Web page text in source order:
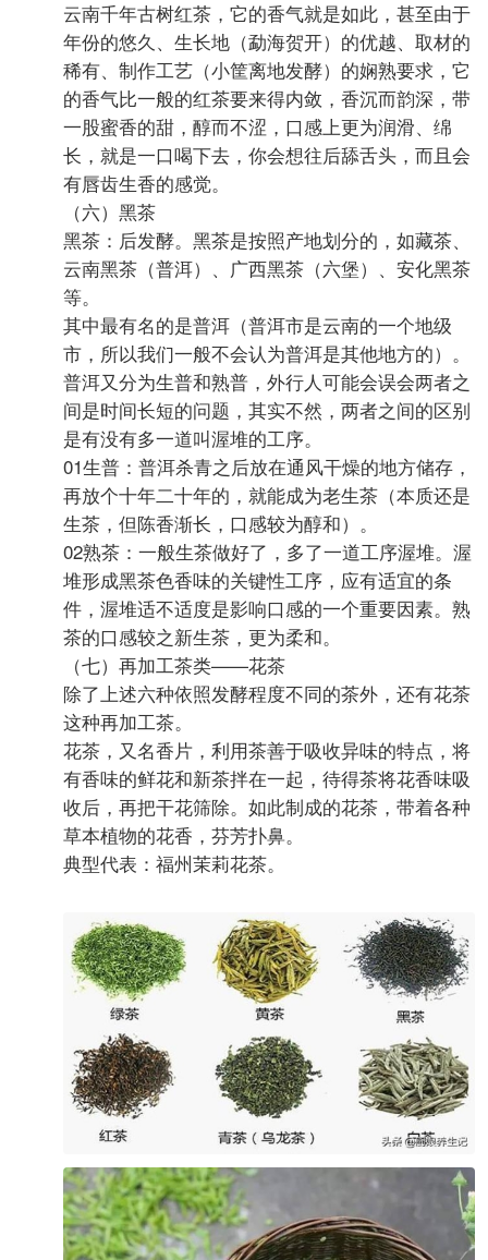
云南千年古树红茶，它的香气就是如此，甚至由于
年份的悠久、生长地（勐海贺开）的优越、取材的
稀有、制作工艺（小筐离地发酵）的娴熟要求，它
的香气比一般的红茶要来得内敛，香沉而韵深，带
一股蜜香的甜，醇而不涩，口感上更为润滑、绵
长，就是一口喝下去，你会想往后舔舌头，而且会
有唇齿生香的感觉。
（六）黑茶
黑茶：后发酵。黑茶是按照产地划分的，如藏茶、
云南黑茶（普洱）、广西黑茶（六堡）、安化黑茶
等。
其中最有名的是普洱（普洱市是云南的一个地级
市，所以我们一般不会认为普洱是其他地方的）。
普洱又分为生普和熟普，外行人可能会误会两者之
间是时间长短的问题，其实不然，两者之间的区别
是有没有多一道叫渥堆的工序。
01生普：普洱杀青之后放在通风干燥的地方储存，
再放个十年二十年的，就能成为老生茶（本质还是
生茶，但陈香渐长，口感较为醇和）。
02熟茶：一般生茶做好了，多了一道工序渥堆。渥
堆形成黑茶色香味的关键性工序，应有适宜的条
件，渥堆适不适度是影响口感的一个重要因素。熟
茶的口感较之新生茶，更为柔和。
（七）再加工茶类——花茶
除了上述六种依照发酵程度不同的茶外，还有花茶
这种再加工茶。
花茶，又名香片，利用茶善于吸收异味的特点，将
有香味的鲜花和新茶拌在一起，待得茶将花香味吸
收后，再把干花筛除。如此制成的花茶，带着各种
草本植物的花香，芬芳扑鼻。
典型代表：福州茉莉花茶。